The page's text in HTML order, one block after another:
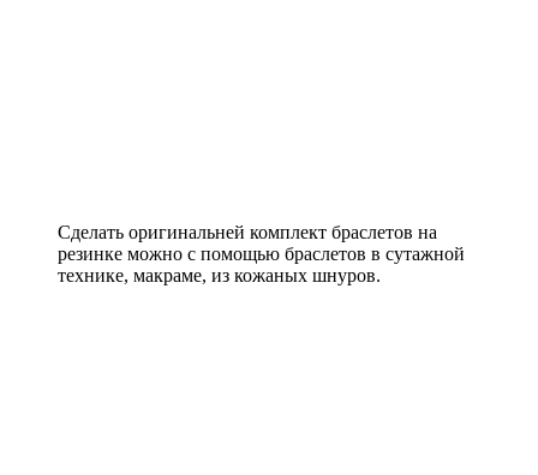
Сделать оригинальней комплект браслетов на
резинке можно с помощью браслетов в сутажной
технике, макраме, из кожаных шнуров.